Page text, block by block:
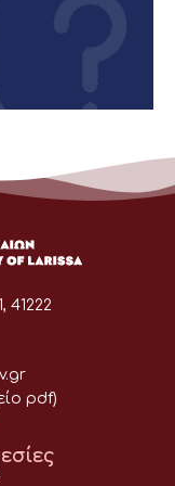
41222
pdf)